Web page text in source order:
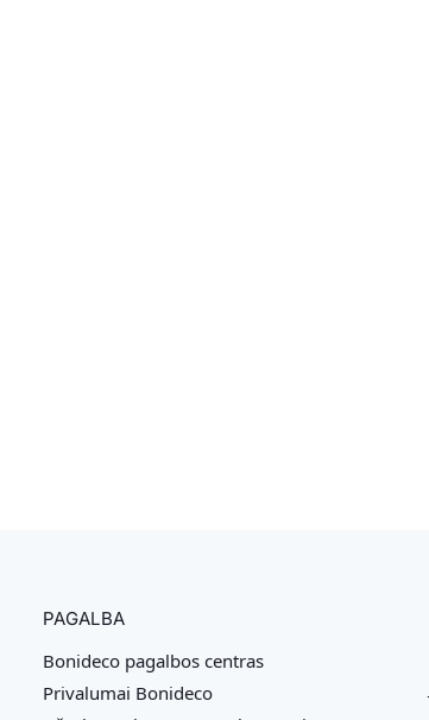
PAGALBA
Bonideco pagalbos centras
Privalumai Bonideco